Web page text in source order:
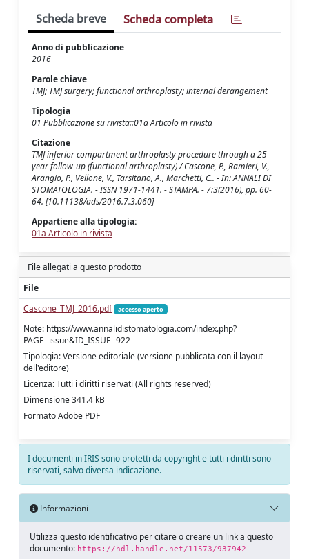
Scheda breve Scheda completa
Anno di pubblicazione
2016
Parole chiave
TMJ; TMJ surgery; functional arthroplasty; internal derangement
Tipologia
01 Pubblicazione su rivista::01a Articolo in rivista
Citazione
TMJ inferior compartment arthroplasty procedure through a 25-
year follow-up (functional arthroplasty) / Cascone, P., Ramieri, V.,
Arangio, P., Vellone, V., Tarsitano, A., Marchetti, C.. - In: ANNALI DI
STOMATOLOGIA. - ISSN 1971-1441. - STAMPA. - 7:3(2016), pp. 60-
64. [10.11138/ads/2016.7.3.060]
Appartiene alla tipologia:
01a Articolo in rivista
File allegati a questo prodotto
File
Cascone_TMJ_2016.pdf
accesso aperto
Note: https://www.annalidistomatologia.com/index.php?
PAGE=issue&ID_ISSUE=922
Tipologia: Versione editoriale (versione pubblicata con il layout
dell'editore)
Licenza: Tutti i diritti riservati (All rights reserved)
Dimensione 341.4 kB
Formato Adobe PDF
I documenti in IRIS sono protetti da copyright e tutti i diritti sono
riservati, salvo diversa indicazione.
Informazioni
Utilizza questo identificativo per citare o creare un link a questo
documento: https://hdl.handle.net/11573/937942